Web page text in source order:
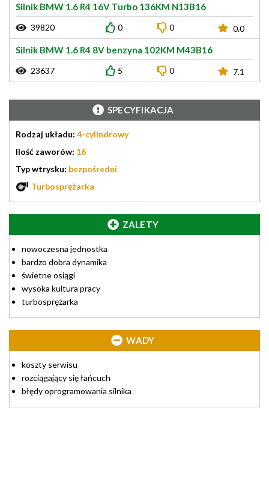
Silnik BMW 1.6 R4 16V Turbo 136KM N13B16
39820 0 0 0.0
Silnik BMW 1.6 R4 8V benzyna 102KM M43B16
23637 5 0 7.1
SPECYFIKACJA
Rodzaj układu: 4-cylindrowy
Ilość zaworów: 16
Typ wtrysku: bezpośredni
Turbosprężarka
ZALETY
nowoczesna jednostka
bardzo dobra dynamika
świetne osiągi
wysoka kultura pracy
turbosprężarka
WADY
koszty serwisu
rozciągający się łańcuch
błędy oprogramowania silnika